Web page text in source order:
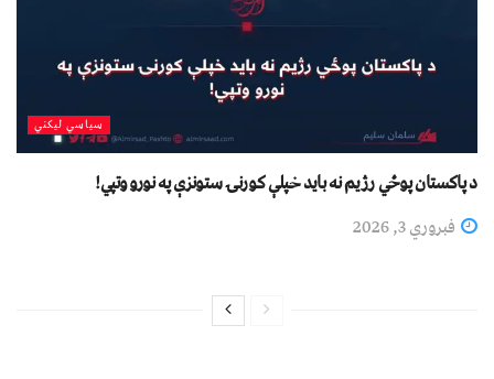
سیاسي لیکني
د پاکستان پوځي رژیم نه باید خپلې کورنۍ ستونزې په نورو وتپي!
فبروري 3, 2026